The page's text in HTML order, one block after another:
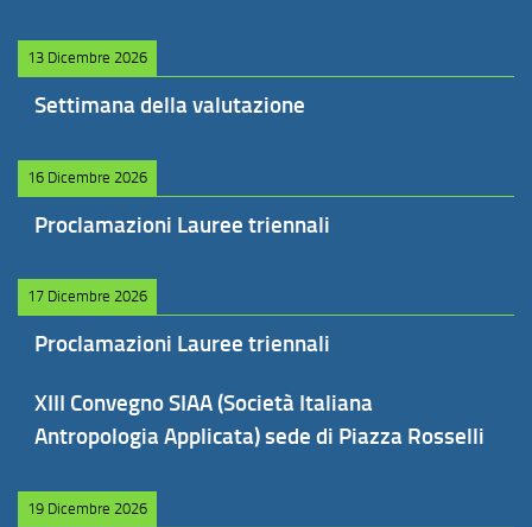
13 Dicembre 2026
Settimana della valutazione
16 Dicembre 2026
Proclamazioni Lauree triennali
17 Dicembre 2026
Proclamazioni Lauree triennali
XIII Convegno SIAA (Società Italiana
Antropologia Applicata) sede di Piazza Rosselli
19 Dicembre 2026